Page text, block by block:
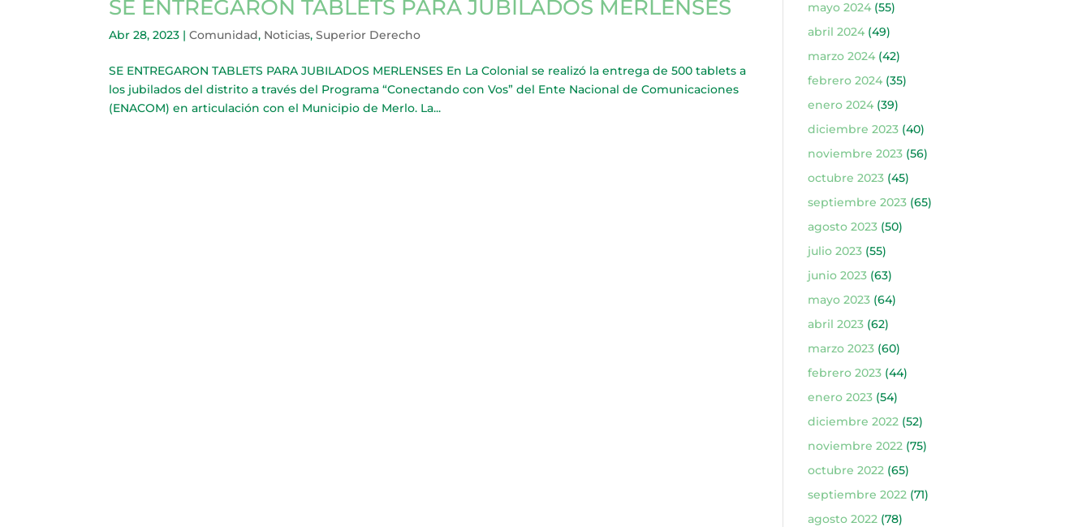
SE ENTREGARON TABLETS PARA JUBILADOS MERLENSES
Abr 28, 2023 |Comunidad, Noticias,Superior Derecho
SE ENTREGARON TABLETS PARA JUBILADOS MERLENSES En La Colonial se realizó la entrega de 500 tablets a
los jubilados del distrito a través del Programa “Conectando con Vos” del Ente Nacional de Comunicaciones
(ENACOM) en articulación con el Municipio de Merlo. La...
mayo 2024(55)
abril 2024(49)
marzo 2024(42)
febrero 2024(35)
enero 2024(39)
diciembre 2023(40)
noviembre 2023(56)
octubre 2023(45)
septiembre 2023(65)
agosto 2023(50)
julio 2023(55)
junio 2023(63)
mayo 2023(64)
abril 2023(62)
marzo 2023(60)
febrero 2023(44)
enero 2023(54)
diciembre 2022(52)
noviembre 2022(75)
octubre 2022(65)
septiembre 2022(71)
agosto 2022(78)